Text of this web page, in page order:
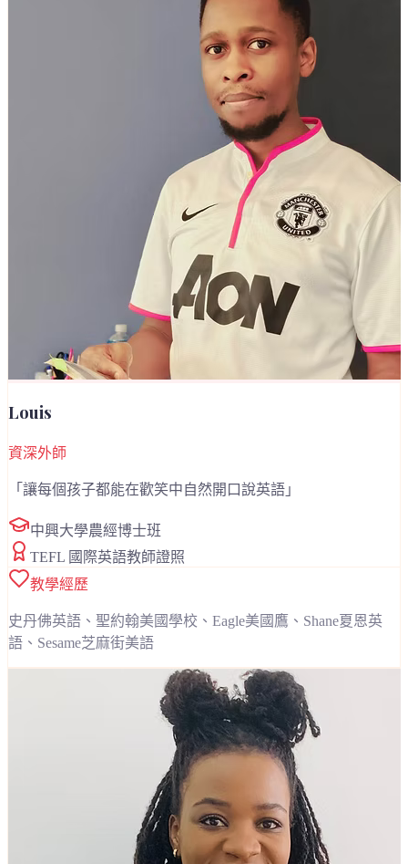
Louis
資深外師
「 讓每個孩子都能在歡笑中自然開口說英語 」
中興大學農經博士班
TEFL 國際英語教師證照
教學經歷
史丹佛英語、聖約翰美國學校、Eagle美國鷹、Shane夏恩英
語、Sesame芝麻街美語